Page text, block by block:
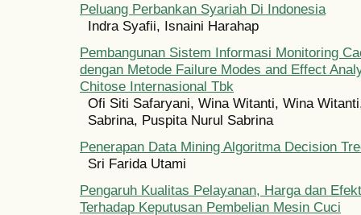
Peluang Perbankan Syariah Di Indonesia
Indra Syafii, Isnaini Harahap
Pembangunan Sistem Informasi Monitoring
dengan Metode Failure Modes and Effect
Chitose Internasional Tbk
Ofi Siti Safaryani, Wina Witanti, Wina
Sabrina, Puspita Nurul Sabrina
Penerapan Data Mining Algoritma Decision
Sri Farida Utami
Pengaruh Kualitas Pelayanan, Harga dan
Terhadap Keputusan Pembelian Mesin Cuci